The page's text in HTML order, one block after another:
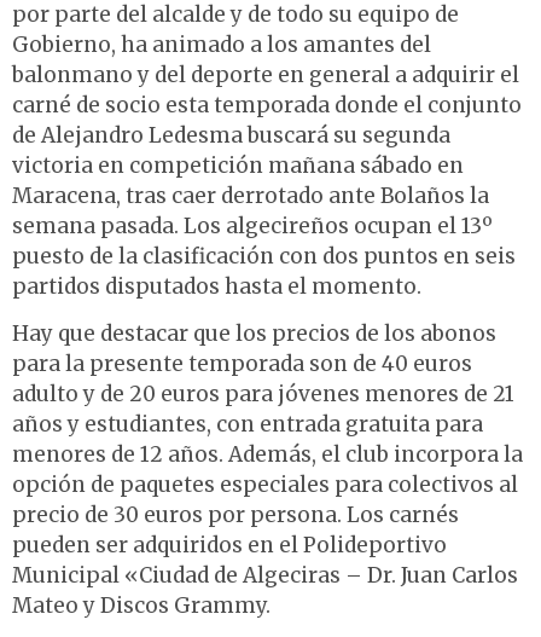
por parte del alcalde y de todo su equipo de
Gobierno, ha animado a los amantes del
balonmano y del deporte en general a adquirir el
carné de socio esta temporada donde el conjunto
de Alejandro Ledesma buscará su segunda
victoria en competición mañana sábado en
Maracena, tras caer derrotado ante Bolaños la
semana pasada. Los algecireños ocupan el 13º
puesto de la clasificación con dos puntos en seis
partidos disputados hasta el momento.
Hay que destacar que los precios de los abonos
para la presente temporada son de 40 euros
adulto y de 20 euros para jóvenes menores de 21
años y estudiantes, con entrada gratuita para
menores de 12 años. Además, el club incorpora la
opción de paquetes especiales para colectivos al
precio de 30 euros por persona. Los carnés
pueden ser adquiridos en el Polideportivo
Municipal «Ciudad de Algeciras – Dr. Juan Carlos
Mateo y Discos Grammy.